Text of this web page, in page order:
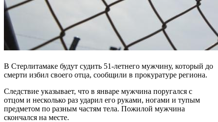
В Стерлитамаке будут судить 51-летнего мужчину, который до
смерти избил своего отца, сообщили в прокуратуре региона.
Следствие указывает, что в январе мужчина поругался с
отцом и несколько раз ударил его руками, ногами и тупым
предметом по разным частям тела. Пожилой мужчина
скончался на месте.